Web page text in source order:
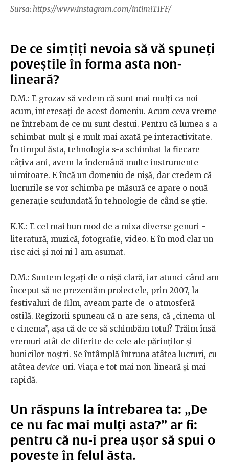
Sursa: https://www.instagram.com/intimiTIFF/
De ce simțiți nevoia să vă spuneți
poveștile în forma asta non-
lineară?
D.M.: E grozav să vedem că sunt mai mulți ca noi
acum, interesați de acest domeniu. Acum ceva vreme
ne întrebam de ce nu sunt destui. Pentru că lumea s-a
schimbat mult și e mult mai axată pe interactivitate.
În timpul ăsta, tehnologia s-a schimbat la fiecare
câțiva ani, avem la îndemână multe instrumente
uimitoare. E încă un domeniu de nișă, dar credem că
lucrurile se vor schimba pe măsură ce apare o nouă
generație scufundată în tehnologie de când se știe.
K.K.: E cel mai bun mod de a mixa diverse genuri -
literatură, muzică, fotografie, video. E în mod clar un
risc aici și noi ni l-am asumat.
D.M.: Suntem legați de o nișă clară, iar atunci când am
început să ne prezentăm proiectele, prin 2007, la
festivaluri de film, aveam parte de-o atmosferă
ostilă. Regizorii spuneau că n-are sens, că „cinema-ul
e cinema”, așa că de ce să schimbăm totul? Trăim însă
vremuri atât de diferite de cele ale părinților și
bunicilor noștri. Se întâmplă întruna atâtea lucruri, cu
atâtea device-uri. Viața e tot mai non-lineară și mai
rapidă.
Un răspuns la întrebarea ta: „De
ce nu fac mai mulți asta?” ar fi:
pentru că nu-i prea ușor să spui o
poveste în felul ăsta.